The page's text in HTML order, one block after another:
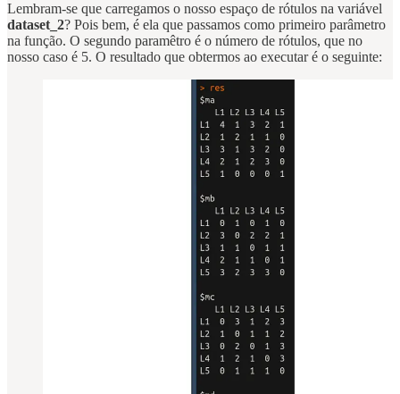
Lembram-se que carregamos o nosso espaço de rótulos na variável
dataset_2? Pois bem, é ela que passamos como primeiro parâmetro
na função. O segundo paramêtro é o número de rótulos, que no
nosso caso é 5. O resultado que obtermos ao executar é o seguinte: